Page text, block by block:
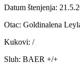
Datum štenjenja:
Otac: Goldinalena
Kukovi: /
Sluh: BAER +/+